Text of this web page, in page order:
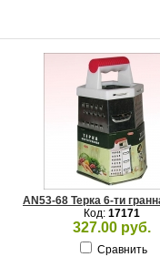
AN53-68 Терка 6-ти
Код: 17171
327.00 руб.
Сравнить